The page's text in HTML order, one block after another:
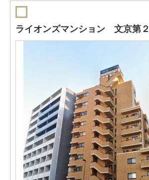
ライオンズマンション 文京第２